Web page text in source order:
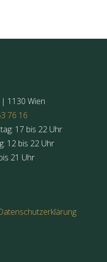
1130 Wien
76 16‬
17 bis 22 Uhr
12 bis 22 Uhr
21 Uhr